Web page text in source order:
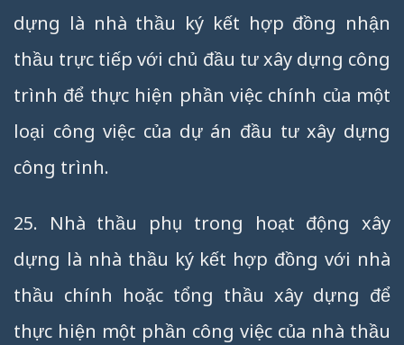
dựng là nhà thầu ký kết hợp đồng nhận
thầu trực tiếp với chủ đầu tư xây dựng công
trình để thực hiện phần việc chính của một
loại công việc của dự án đầu tư xây dựng
công trình.
25. Nhà thầu phụ trong hoạt động xây
dựng là nhà thầu ký kết hợp đồng với nhà
thầu chính hoặc tổng thầu xây dựng để
thực hiện một phần công việc của nhà thầu